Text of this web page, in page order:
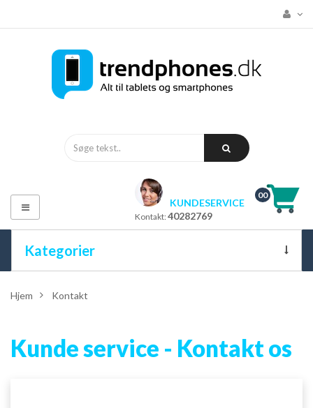
KUNDESERVICE
Kontakt: 40282769
00
Kategorier
TABLET TILBEHØR
Toggle
navigation
Hjem > Kontakt
Kunde service - Kontakt os